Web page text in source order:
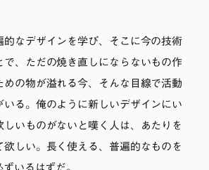
的なデザインを学び、そこに今の技術
で、ただの焼き直しにならないもの作
めの物が溢れる今、そんな目線で活動
いる。俺のように新しいデザインにい
しいものがないと嘆く人は、あたりを
欲しい。長く使える、普遍的なものを